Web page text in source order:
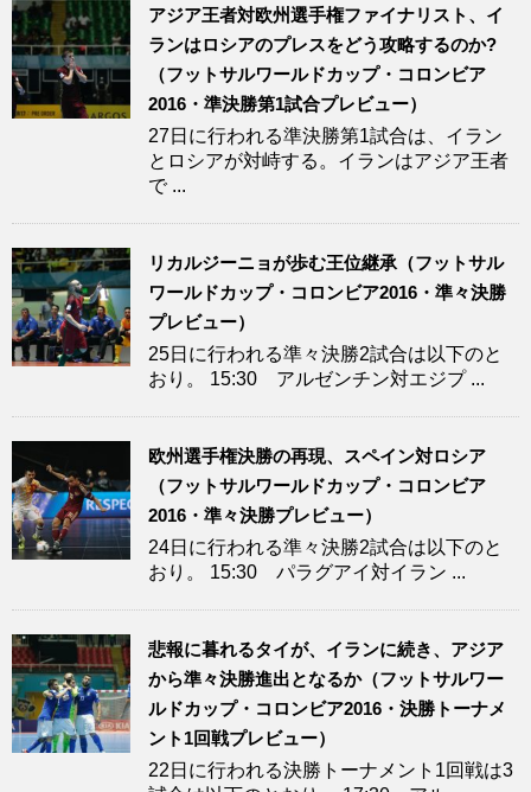
アジア王者対欧州選手権ファイナリスト、イ
ランはロシアのプレスをどう攻略するのか?
（フットサルワールドカップ・コロンビア
2016・準決勝第1試合プレビュー）
27日に行われる準決勝第1試合は、イラン
とロシアが対峙する。イランはアジア王者
で ...
リカルジーニョが歩む王位継承（フットサル
ワールドカップ・コロンビア2016・準々決勝
プレビュー）
25日に行われる準々決勝2試合は以下のと
おり。 15:30 アルゼンチン対エジプ ...
欧州選手権決勝の再現、スペイン対ロシア
（フットサルワールドカップ・コロンビア
2016・準々決勝プレビュー）
24日に行われる準々決勝2試合は以下のと
おり。 15:30 パラグアイ対イラン ...
悲報に暮れるタイが、イランに続き、アジア
から準々決勝進出となるか（フットサルワー
ルドカップ・コロンビア2016・決勝トーナメ
ント1回戦プレビュー）
22日に行われる決勝トーナメント1回戦は3